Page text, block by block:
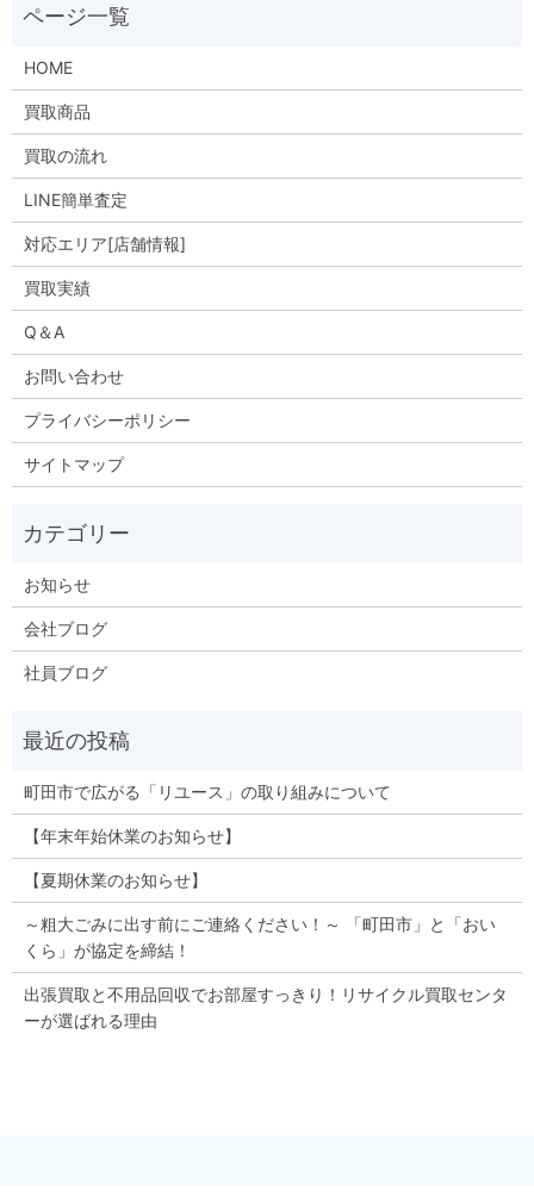
HOME
買取商品
買取の流れ
LINE簡単査定
対応エリア[店舗情報]
買取実績
Q＆A
お問い合わせ
プライバシーポリシー
サイトマップ
お知らせ
会社ブログ
社員ブログ
町田市で広がる「リユース」の取り組みについて
【年末年始休業のお知らせ】
【夏期休業のお知らせ】
～粗大ごみに出す前にご連絡ください！～ 「町田市」と「おい
くら」が協定を締結！
出張買取と不用品回収でお部屋すっきり！リサイクル買取センタ
ーが選ばれる理由